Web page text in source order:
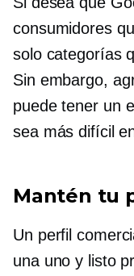
consumidores
solo categorías
Sin embargo,
puede tener un
sea más difícil
Mantén tu
Un perfil
una uno y listo